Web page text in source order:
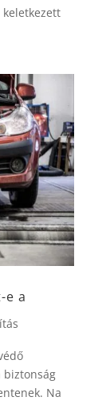
e a
biztonság
Na